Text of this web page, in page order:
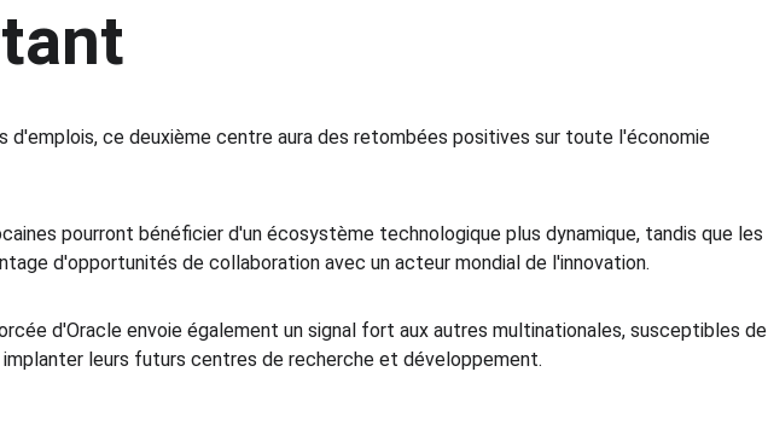
d'emplois, ce deuxième centre aura des retombées positives sur toute l'économie
pourront bénéficier d'un écosystème technologique plus dynamique, tandis que les
d'opportunités de collaboration avec un acteur mondial de l'innovation.
d'Oracle envoie également un signal fort aux autres multinationales, susceptibles de
leurs futurs centres de recherche et développement.